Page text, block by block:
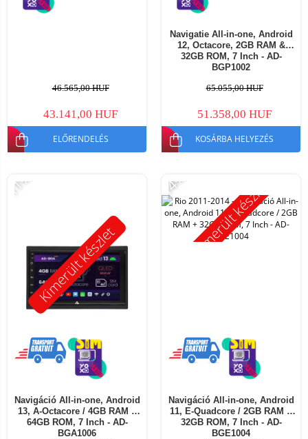
46.565,00 HUF
43.141,00 HUF
ELŐRENDELÉS
Navigatie All-in-one, Android
12, Octacore, 2GB RAM &
32GB ROM, 7 Inch - AD-
BGP1002
65.055,00 HUF
51.358,00 HUF
KOSÁRBA HELYEZÉS
Kimerült készlet
-11%
Navigáció All-in-one, Android
13, A-Octacore / 4GB RAM +
64GB ROM, 7 Inch - AD-
BGA1006
Kimerült készlet
-14%
Navigáció All-in-one, Android
11, E-Quadcore / 2GB RAM +
32GB ROM, 7 Inch - AD-
BGE1004